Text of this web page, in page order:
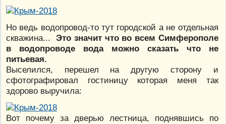
Но ведь водопровод-то тут городской а не отдельная
скважина...Это значит что во всем Симферополе
в водопроводе вода можно сказать что не
питьевая.
Выселился, перешел на другую сторону и
сфотографировал гостиницу которая меня так
здорово выручила:
Вот почему за дверью лестница, поднявшись по